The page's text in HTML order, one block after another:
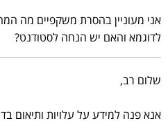
אני מעוניין בהסרת משקפיים מה
לדוגמא והאם יש הנחה לסטודנט?
שלום רב,